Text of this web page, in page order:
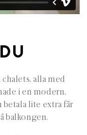
alla med
i en modern,
betala lite extra får
balkongen.